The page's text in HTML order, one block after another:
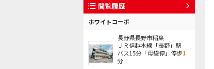
閲覧履歴
ホワイトコーポ
長野県長野市稲葉
ＪＲ信越本線「長野」駅
バス15分「母袋停」停歩1
分